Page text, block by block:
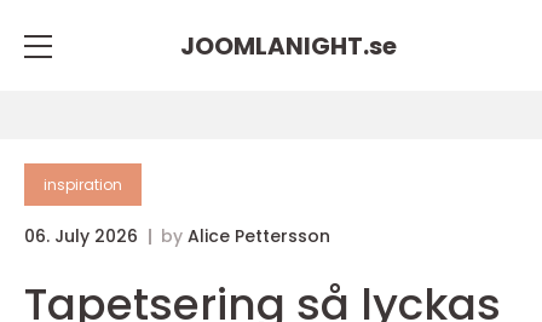
JOOMLANIGHT.se
inspiration
06. July 2026 by Alice Pettersson
Tapetsering så lyckas